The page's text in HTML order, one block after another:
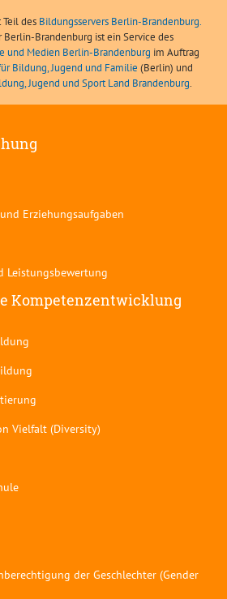
des Bildungsservers Berlin-Brandenburg.
Berlin-Brandenburg ist ein Service des
und Medien Berlin-Brandenburg im Auftrag
Bildung, Jugend und Familie (Berlin) und
Jugend und Sport Land Brandenburg.
Erziehungsaufgaben
Leistungsbewertung
Kompetenzentwicklung
Vielfalt (Diversity)
der Geschlechter (Gender